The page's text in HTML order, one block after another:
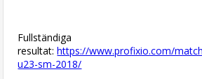
Fullständiga
resultat:https://www.profixio.com/
u23-sm-2018/